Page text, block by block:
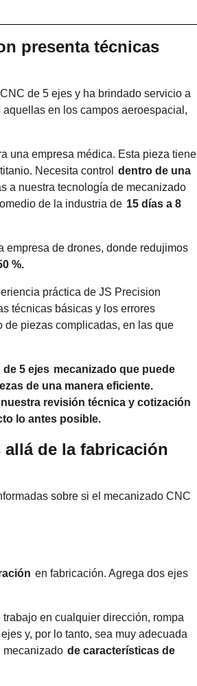
presenta técnicas
de 5 ejes y ha brindado servicio a
en los campos aeroespacial,
una empresa médica. Esta pieza tiene
Necesita control dentro de una
a nuestra tecnología de mecanizado
de la industria de 15 días a 8
empresa de drones, donde redujimos
%.
práctica de JS Precision
técnicas básicas y los errores
de piezas complicadas, en las que
de 5 ejes mecanizado que puede
de una manera eficiente.
revisión técnica y cotización
lo antes posible.
allá de la fabricación
sobre si el mecanizado CNC
en fabricación. Agrega dos ejes
en cualquier dirección, rompa
y, por lo tanto, sea muy adecuada
mecanizado de características de